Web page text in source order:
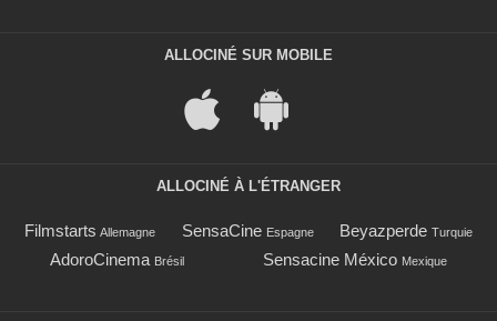
ALLOCINÉ SUR MOBILE
ALLOCINÉ À L'ÉTRANGER
Filmstarts Allemagne SensaCine Espagne Beyazperde Turquie
AdoroCinema Brésil Sensacine México Mexique